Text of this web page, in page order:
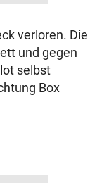
verloren. Die
und gegen
selbst
Box